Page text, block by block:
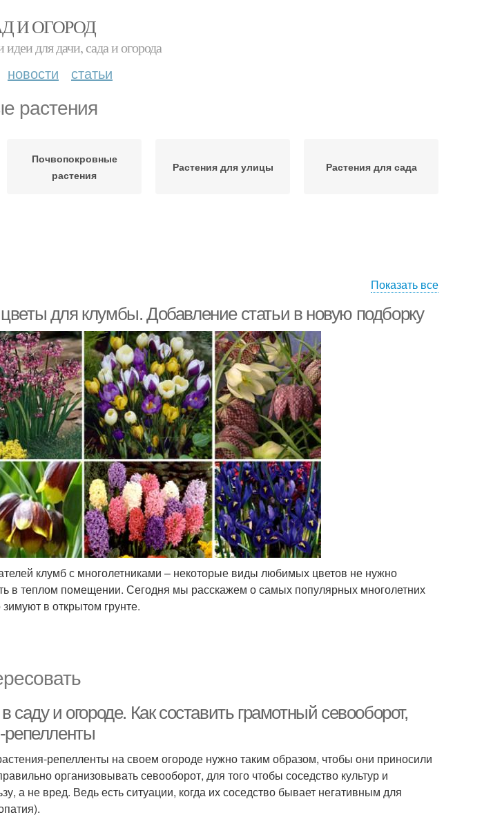
И ОГОРОД
для дачи, сада и огорода
новости статьи
растения
Почвопокровные
растения
Растения для улицы Растения для сада
Показать все
для клумбы. Добавление статьи в новую подборку
клумб с многолетниками – некоторые виды любимых цветов не нужно
в теплом помещении. Сегодня мы расскажем о самых популярных многолетних
в открытом грунте.
саду и огороде. Как составить грамотный севооборот,
репелленты
репелленты на своем огороде нужно таким образом, чтобы они приносили
организовывать севооборот, для того чтобы соседство культур и
а не вред. Ведь есть ситуации, когда их соседство бывает негативным для